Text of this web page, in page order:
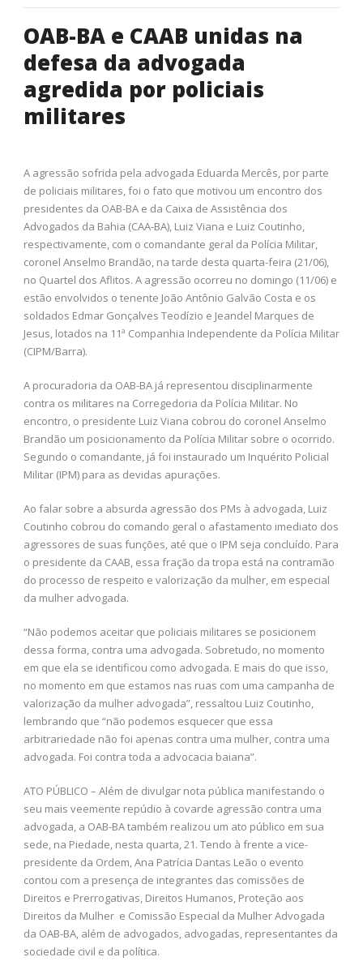
OAB-BA e CAAB unidas na
defesa da advogada
agredida por policiais
militares
A agressão sofrida pela advogada Eduarda Mercês, por parte
de policiais militares, foi o fato que motivou um encontro dos
presidentes da OAB-BA e da Caixa de Assistência dos
Advogados da Bahia (CAA-BA), Luiz Viana e Luiz Coutinho,
respectivamente, com o comandante geral da Polícia Militar,
coronel Anselmo Brandão, na tarde desta quarta-feira (21/06),
no Quartel dos Aflitos. A agressão ocorreu no domingo (11/06) e
estão envolvidos o tenente João Antônio Galvão Costa e os
soldados Edmar Gonçalves Teodízio e Jeandel Marques de
Jesus, lotados na 11ª Companhia Independente da Polícia Militar
(CIPM/Barra).
A procuradoria da OAB-BA já representou disciplinarmente
contra os militares na Corregedoria da Polícia Militar. No
encontro, o presidente Luiz Viana cobrou do coronel Anselmo
Brandão um posicionamento da Polícia Militar sobre o ocorrido.
Segundo o comandante, já foi instaurado um Inquérito Policial
Militar (IPM) para as devidas apurações.
Ao falar sobre a absurda agressão dos PMs à advogada, Luiz
Coutinho cobrou do comando geral o afastamento imediato dos
agressores de suas funções, até que o IPM seja concluído. Para
o presidente da CAAB, essa fração da tropa está na contramão
do processo de respeito e valorização da mulher, em especial
da mulher advogada.
“Não podemos aceitar que policiais militares se posicionem
dessa forma, contra uma advogada. Sobretudo, no momento
em que ela se identificou como advogada. E mais do que isso,
no momento em que estamos nas ruas com uma campanha de
valorização da mulher advogada”, ressaltou Luiz Coutinho,
lembrando que “não podemos esquecer que essa
arbitrariedade não foi apenas contra uma mulher, contra uma
advogada. Foi contra toda a advocacia baiana”.
ATO PÚBLICO – Além de divulgar nota pública manifestando o
seu mais veemente repúdio à covarde agressão contra uma
advogada, a OAB-BA também realizou um ato público em sua
sede, na Piedade, nesta quarta, 21. Tendo à frente a vice-
presidente da Ordem, Ana Patrícia Dantas Leão o evento
contou com a presença de integrantes das comissões de
Direitos e Prerrogativas, Direitos Humanos, Proteção aos
Direitos da Mulher e Comissão Especial da Mulher Advogada
da OAB-BA, além de advogados, advogadas, representantes da
sociedade civil e da política.